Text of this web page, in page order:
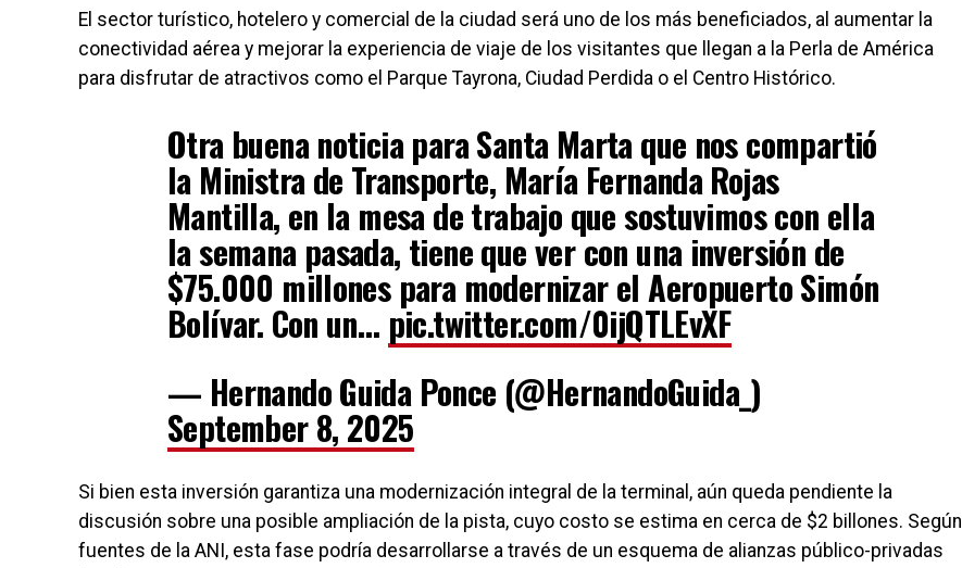
El sector turístico, hotelero y comercial de la ciudad será uno de los más beneficiados, al aumentar la
conectividad aérea y mejorar la experiencia de viaje de los visitantes que llegan a la Perla de América
para disfrutar de atractivos como el Parque Tayrona, Ciudad Perdida o el Centro Histórico.
Otra buena noticia para Santa Marta que nos compartió
la Ministra de Transporte, María Fernanda Rojas
Mantilla, en la mesa de trabajo que sostuvimos con ella
la semana pasada, tiene que ver con una inversión de
$75.000 millones para modernizar el Aeropuerto Simón
Bolívar. Con un… pic.twitter.com/0ijQTLEvXF
— Hernando Guida Ponce (@HernandoGuida_)
September 8, 2025
Si bien esta inversión garantiza una modernización integral de la terminal, aún queda pendiente la
discusión sobre una posible ampliación de la pista, cuyo costo se estima en cerca de $2 billones. Según
fuentes de la ANI, esta fase podría desarrollarse a través de un esquema de alianzas público-privadas